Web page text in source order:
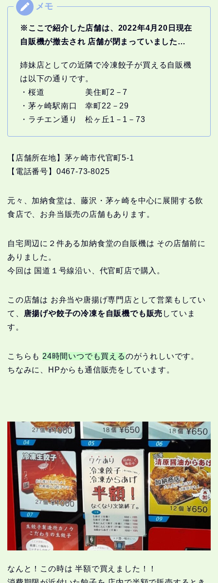
※ここで紹介した店舗は、2022年4月20日現在
自販機が撤去され 店舗が閉まっていました…
姉妹店としての近隣で冷凍餃子が買える自販機
は以下の通りです。
・桜道 美住町2－7
・茅ヶ崎駅南口 幸町22－29
・ラチエン通り 松ヶ丘1－1－73
【店舗所在地】茅ヶ崎市代官町5-1
【電話番号】0467-73-8025
元々、加納食堂は、藤沢・茅ヶ崎を中心に展開する飲
食店で、お弁当販売の店舗もあります。
自宅周辺に２件ある加納食堂の自販機は その店舗前に
ありました。
今回は 国道１号線沿い、代官町店で購入。
この店舗は お弁当や唐揚げ専門店として営業もしてい
て、
唐揚げや餃子の冷凍を自販機でも販売 していま
す。
こちらも 24時間いつでも買えるのがうれしいです。
ちなみに、HPからも通信販売をしています。
なんと！この時は 半額で買えました！！